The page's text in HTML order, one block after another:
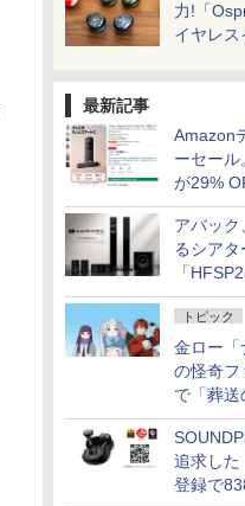
力!「
イヤレス
最新記事
Amazon
ーセー
が29%
アバック
るシアタ
「
ルフはペ
トピック
金ロー「
の怪奇フ
で「葬送
配信など
報
追求した
登録で